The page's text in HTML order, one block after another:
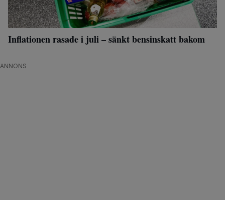
Inflationen rasade i juli – sänkt bensinskatt bakom
ANNONS